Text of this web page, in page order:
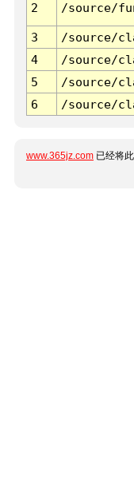
2 /source/
3 /source/
4
/source/
5
/source/
6
/source/
www.365jz.com 已经将